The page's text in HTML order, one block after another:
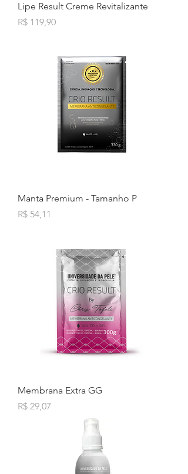
Lipe Result Creme Revitalizante
Preço
R$ 119,90
Manta Premium - Tamanho P
Preço
R$ 54,11
Membrana Extra GG
Preço
R$ 29,07